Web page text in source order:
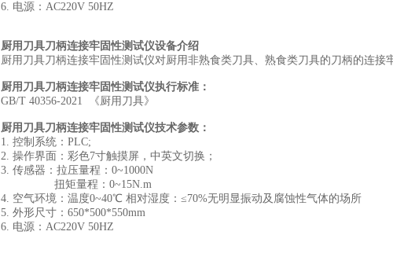
6. 电源：AC220V 50HZ
厨用刀具刀柄连接牢固性测试仪设备介绍
厨用刀具刀柄连接牢固性测试仪对厨用非熟食类刀具、熟食类刀具的刀柄的连接
厨用刀具刀柄连接牢固性测试仪执行标准：
GB/T 40356-2021 《厨用刀具》
厨用刀具刀柄连接牢固性测试仪技术参数：
1. 控制系统：PLC;
2. 操作界面：彩色7寸触摸屏，中英文切换；
3. 传感器：拉压量程：0~1000N
扭矩量程：0~15N.m
4. 空气环境：温度0~40℃ 相对湿度：≤70%无明显振动及腐蚀性气体的场所
5. 外形尺寸：650*500*550mm
6. 电源：AC220V 50HZ